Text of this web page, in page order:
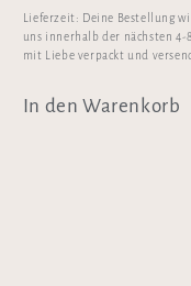
Lieferzeit: Deine Bestellung
uns innerhalb der nächsten 4-
mit Liebe verpackt und
In den Warenkorb